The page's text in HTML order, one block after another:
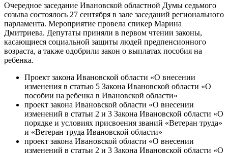
Очередное заседание Ивановской областной Думы седьмого
созыва состоялось 27 сентября в зале заседаний регионального
парламента. Мероприятие провела спикер Марина
Дмитриева. Депутаты приняли в первом чтении законы,
касающиеся социальной защиты людей предпенсионного
возраста, а также одобрили закон о выплатах пособия на
ребенка.
Проект закона Ивановской области «О внесении
изменения в статью 5 Закона Ивановской области «О
пособии на ребенка в Ивановской области»
проект закона Ивановской области «О внесении
изменений в статьи 2 и 3 Закона Ивановской области «О
порядке и условиях присвоения званий «Ветеран труда»
и «Ветеран труда Ивановской области»
проект закона Ивановской области «О внесении
изменений в статьи 2 и 3 Закона Ивановской области «О